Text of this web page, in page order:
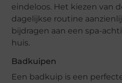
eindeloos. Het kiezen van
dagelijkse routine
bijdragen aan een spa-
huis.
Badkuipen
Een badkuip is een